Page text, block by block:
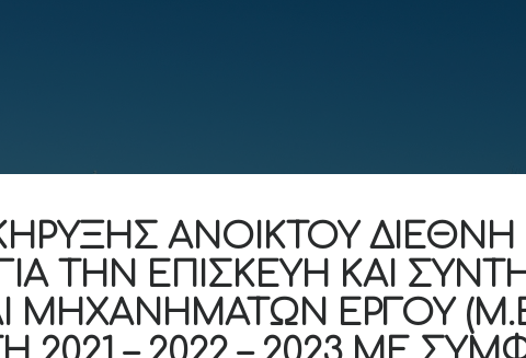
ΑΝΟΙΚΤΟΥ
ΤΗΝ ΕΠΙΣΚΕΥΗ ΚΑΙ
ΜΗΧΑΝΗΜΑΤΩΝ ΕΡΓΟΥ